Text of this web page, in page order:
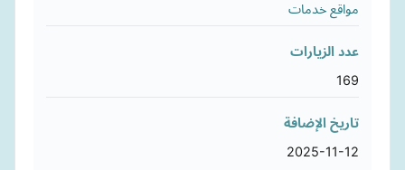
مواقع خدمات
عدد الزيارات
169
تاريخ الإضافة
2025-11-12